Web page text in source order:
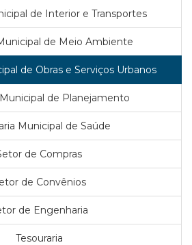
de Interior e Transportes
de Meio Ambiente
de Obras e Serviços Urbanos
de Planejamento
Municipal de Saúde
de Compras
de Convênios
de Engenharia
Tesouraria